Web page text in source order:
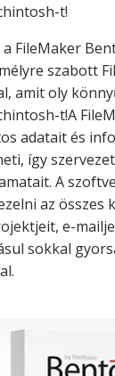
t!
FileMaker
szabott
amit oly
t!A
adatait és
így
A
az összes
e-
sokkal